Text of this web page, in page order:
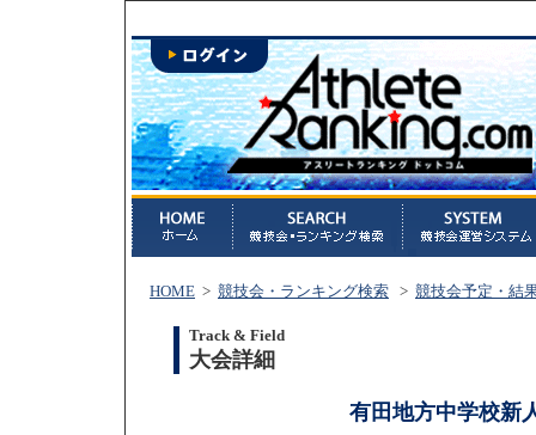
HOME > 競技会・ランキング検索 > 競技会予定・結
Track & Field
大会詳細
有田地方中学校新